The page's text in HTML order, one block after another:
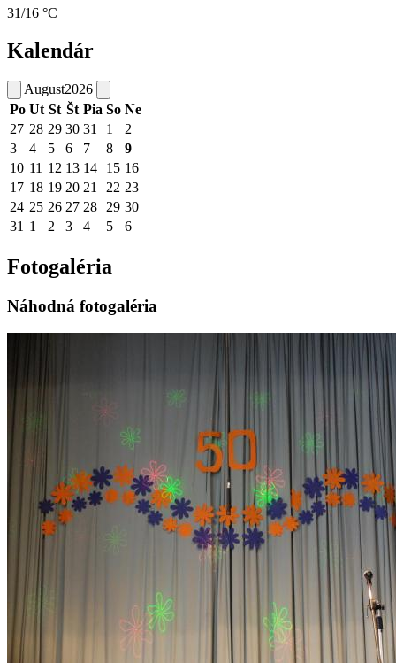
31/16 °C
Kalendár
August2026
Po Ut St Št Pia So Ne
27 28 29 30 31 1
2
3
4 5 6 7 8
9
10 11 12 13 14 15 16
17 18 19 20 21 22 23
24 25 26 27 28 29 30
31 1 2 3 4 5 6
Fotogaléria
Náhodná fotogaléria